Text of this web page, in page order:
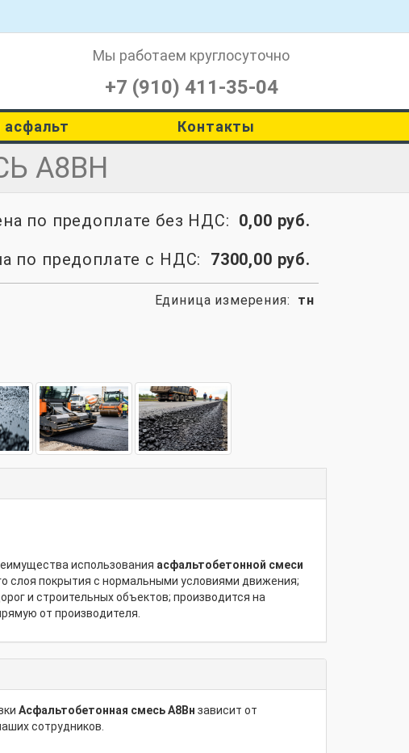
Мы работаем круглосуточно
+7 (910) 411-35-04
Контакты
А8ВН
по предоплате без НДС: 0,00 руб.
по предоплате с НДС: 7300,00 руб.
Единица измерения: тн
использования асфальтобетонной смеси
слоя покрытия с нормальными условиями движения;
и строительных объектов; производится на
от производителя.
Асфальтобетонная смесь А8Вн зависит от
сотрудников.